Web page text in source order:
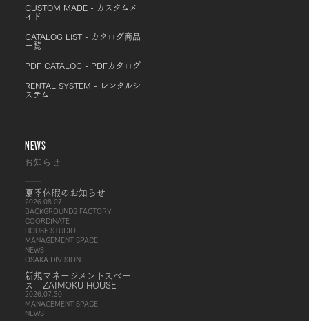
CUSTOM MADE - カスタムメ
イド
CATALOG LIST - カタログ商品
一覧
PDF CATALOG - PDFカタログ
RENTAL SYSTEM - レンタルシ
ステム
NEWS
お知らせ
夏季休暇のお知らせ
2026.08.07
BACKGROUNDS FACTORY
COORDINATE
HOUSE STUDIO
MANAGEMENT SPACE
NEWS
OSAKA DIVISION
新規マネージメントスペー
ス ZAIMOKU HOUSE
2026.07.30
MANAGEMENT SPACE
NEWS